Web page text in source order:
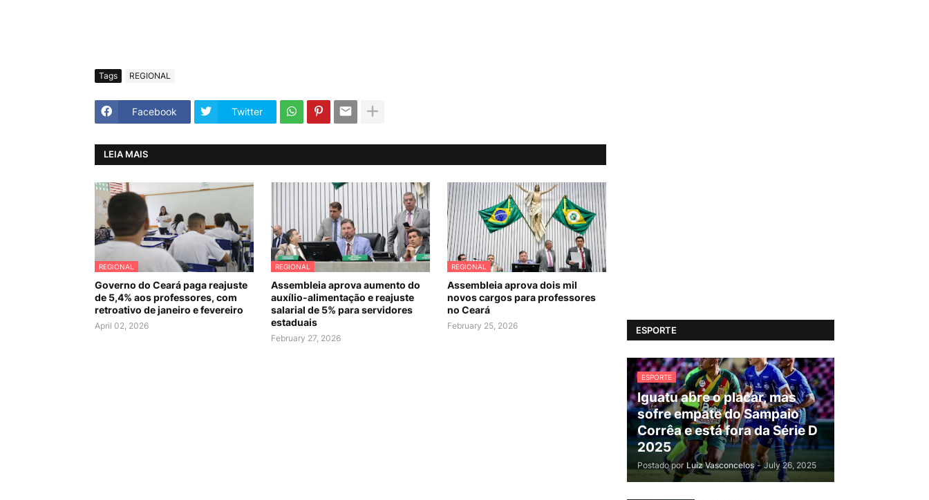
Tags REGIONAL
Facebook Twitter
LEIA MAIS
REGIONAL
Governo do Ceará paga reajuste
de 5,4% aos professores, com
retroativo de janeiro e fevereiro
April 02, 2026
REGIONAL
Assembleia aprova aumento do
auxílio-alimentação e reajuste
salarial de 5% para servidores
estaduais
February 27, 2026
REGIONAL
Assembleia aprova dois mil
novos cargos para professores
no Ceará
February 25, 2026 ESPORTE
ESPORTE
Iguatu abre o placar, mas
sofre empate do Sampaio
Corrêa e está fora da Série D
2025
Postado por Luiz Vasconcelos - July 26, 2025